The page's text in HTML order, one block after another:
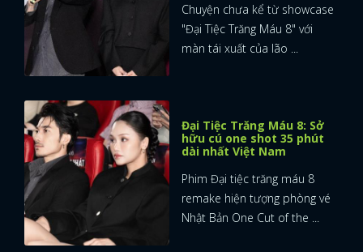
Chuyện chưa kể từ showcase
"Đại Tiệc Trăng Máu 8" với
màn tái xuất của lão ...
Đại Tiệc Trăng Máu 8: Sở
hữu cú one shot 35 phút
dài nhất Việt Nam
Phim Đại tiệc trăng máu 8
remake hiện tượng phòng vé
Nhật Bản One Cut of the ...